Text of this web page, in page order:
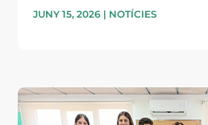
JUNY 15, 2026 | NOTÍCIES